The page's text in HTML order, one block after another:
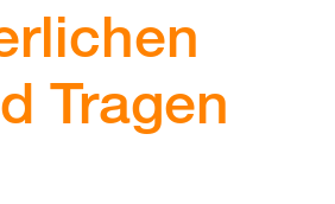
Tragen